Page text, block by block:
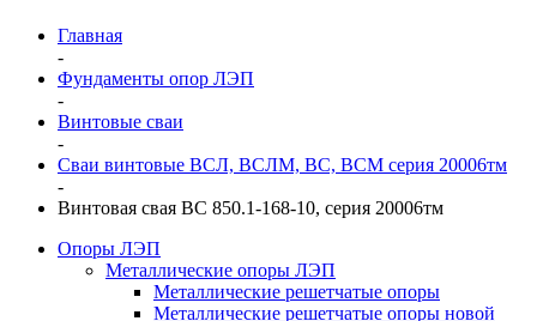
Главная
-
Фундаменты опор ЛЭП
-
Винтовые сваи
-
Сваи винтовые ВСЛ, ВСЛМ, ВС, ВСМ серия 20006тм
-
Винтовая свая ВС 850.1-168-10, серия 20006тм
Опоры ЛЭП
Металлические опоры ЛЭП
Металлические решетчатые опоры
Металлические решетчатые опоры новой